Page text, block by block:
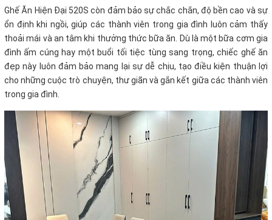
Ghế Ăn Hiện Đại 520S còn đảm bảo sự chắc chắn, độ bền cao và sự
ổn định khi ngồi, giúp các thành viên trong gia đình luôn cảm thấy
thoải mái và an tâm khi thưởng thức bữa ăn. Dù là một bữa cơm gia
đình ấm cúng hay một buổi tối tiệc tùng sang trọng, chiếc ghế ăn
đẹp này luôn đảm bảo mang lại sự dễ chịu, tạo điều kiện thuận lợi
cho những cuộc trò chuyện, thư giãn và gắn kết giữa các thành viên
trong gia đình.